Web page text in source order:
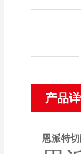
产品
恩派特